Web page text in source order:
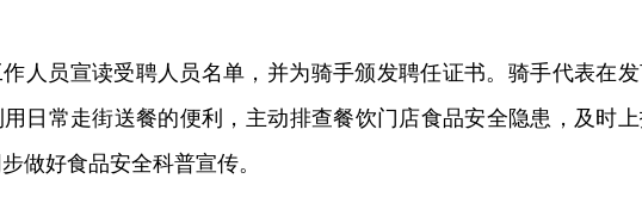
人员宣读受聘人员名单，并为骑手颁发聘任证书。骑手代表在
日常走街送餐的便利，主动排查餐饮门店食品安全隐患，及时
做好食品安全科普宣传。